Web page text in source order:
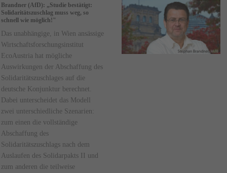
Brandner (AfD): „Studie bestätigt:
Solidaritätszuschlag muss weg, so
schnell wie möglich!"
Das unabhängige, in Wien ansässige
Wirtschaftsforschungsinstitut
EcoAustria hat mögliche
Auswirkungen der Abschaffung des
Solidaritätszuschlages auf die
deutsche Konjunktur berechnet.
Dabei unterscheidet das Modell
zwei unterschiedliche Szenarien:
zum einen die vollständige
Abschaffung des
Solidaritätszuschlags nach dem
Auslaufen des Solidarpakts II und
zum anderen die teilweise